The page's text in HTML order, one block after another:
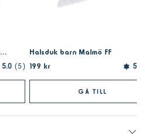
Away Jersey 25 Replica Jr Bright Pink
5.0 5
Halsduk barn Malmö FF
199 kr
5.0
GÅ TILL